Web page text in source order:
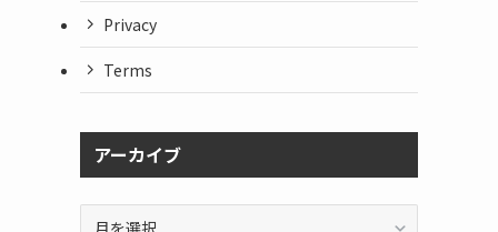
Privacy
Terms
アーカイブ